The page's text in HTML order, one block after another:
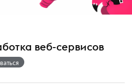
веб-сервисов